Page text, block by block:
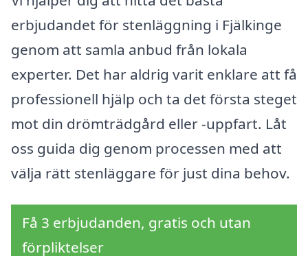
erbjudandet för stenläggning i Fjälkinge
genom att samla anbud från lokala
experter. Det har aldrig varit enklare att få
professionell hjälp och ta det första steget
mot din drömträdgård eller -uppfart. Låt
oss guida dig genom processen med att
välja rätt stenläggare för just dina behov.
Få 3 erbjudanden, gratis och utan
förpliktelser